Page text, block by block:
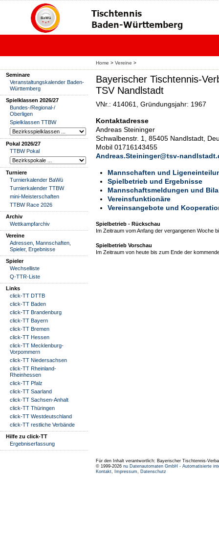
Home > Vereine >
Seminare
Veranstaltungskalender Baden-
Württemberg
Spielklassen 2026/27
Bundes-/Regional-/
Oberligen
Spielklassen TTBW
Pokal 2026/27
TTBW Pokal
Turniere
Turnierkalender BaWü
Turnierkalender TTBW
mini-Meisterschaften
TTBW Race 2026
Archiv
Wettkampfarchiv
Vereine
Adressen, Mannschaften,
Spieler, Ergebnisse
Spieler
Wechselliste
Q-TTR-Liste
Links
click-TT DTTB
click-TT Baden
click-TT Brandenburg
click-TT Bayern
click-TT Bremen
click-TT Hessen
click-TT Mecklenburg-
Vorpommern
click-TT Niedersachsen
click-TT Rheinland-
Rheinhessen
click-TT Pfalz
click-TT Saarland
click-TT Sachsen-Anhalt
click-TT Thüringen
click-TT Westdeutschland
click-TT restliche Verbände
Hilfe zu click-TT
Ergebniserfassung
Bayerischer Tischtennis-
TSV Nandlstadt
VNr.: 414061, Gründungsjahr: 1967
Kontaktadresse
Andreas Steininger
Schwalbenstr. 1, 85405 Nandlstadt,
Mobil 01716143455
Andreas.Steininger@tsv-
Mannschaften und
Spielbetrieb und Ergebnisse
Mannschaftsmeldungen und
Vereinsfunktionäre
Vereinsangebote und
Spielbetrieb - Rückschau
Im Zeitraum vom Anfang der vergangenen Woche
Spielbetrieb Vorschau
Im Zeitraum von heute bis zum Ende der
Für den Inhalt verantwortlich: Bayerischer Tischtennis-
© 1999-2026 nu Datenautomaten GmbH - Automatisierte
Kontakt, Impressum, Datenschutz